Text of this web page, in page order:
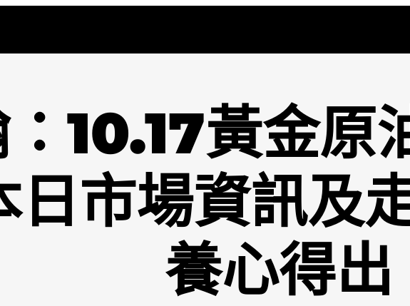
10.17黃金原
日市場資訊及
養心得出